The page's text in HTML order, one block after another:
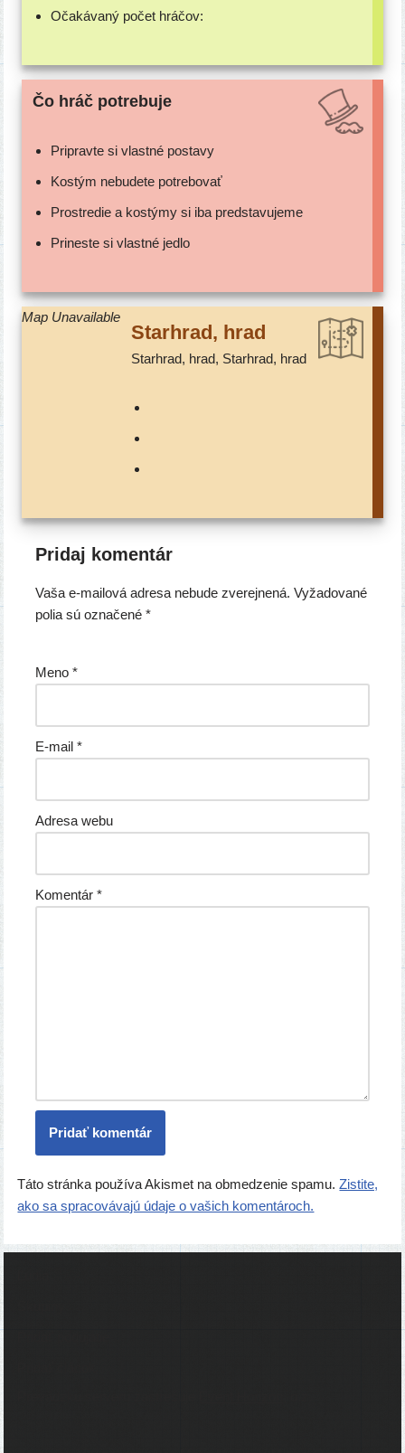
Očakávaný počet hráčov:
Čo hráč potrebuje
Pripravte si vlast­né postavy
Kostým nebu­de­te potrebovať
Prostredie a kos­tý­my si iba predstavujeme
Prineste si vlast­né jedlo
Map Unavailable
Starhrad, hrad
Starhrad, hrad, Starhrad, hrad
Pridaj komentár
Vaša e-mailová adresa nebude zverejnená. Vyžadované
polia sú označené*
Meno*
E-mail*
Adresa webu
Komentár*
Táto stránka používa Akismet na obmedzenie spamu.Zistite,
ako sa spracovávajú údaje o vašich komentároch.